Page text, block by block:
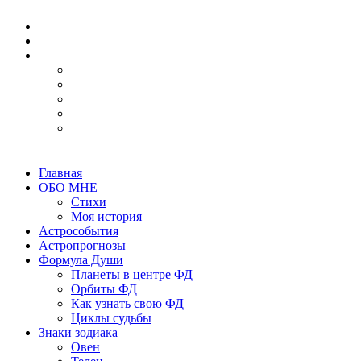
Главная
ОБО МНЕ
Стихи
Моя история
Астрособытия
Астропрогнозы
Формула Души
Планеты в центре ФД
Орбиты ФД
Как узнать свою ФД
Циклы судьбы
Знаки зодиака
Овен